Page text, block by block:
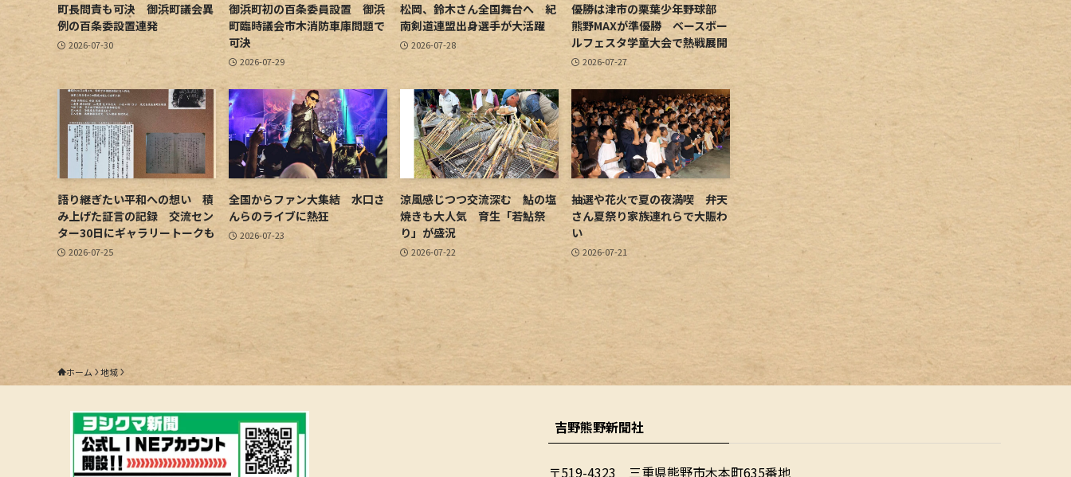
町長問責も可決 御浜町議会異
例の百条委設置連発
2026-07-30
御浜町初の百条委員設置 御浜
町臨時議会市木消防車庫問題で
可決
2026-07-29
松岡、鈴木さん全国舞台へ 紀
南剣道連盟出身選手が大活躍
2026-07-28
優勝は津市の栗葉少年野球部
熊野MAXが準優勝 ベースボー
ルフェスタ学童大会で熱戦展開
2026-07-27
語り継ぎたい平和への想い 積
み上げた証言の記録 交流セン
ター30日にギャラリートークも
2026-07-25
全国からファン大集結 水口さ
んらのライブに熱狂
2026-07-23
涼風感じつつ交流深む 鮎の塩
焼きも大人気 育生「若鮎祭
り」が盛況
2026-07-22
抽選や花火で夏の夜満喫 弁天
さん夏祭り家族連れらで大賑わ
い
2026-07-21
ホーム 地域
吉野熊野新聞社
〒519-4323 三重県熊野市木本町635番地